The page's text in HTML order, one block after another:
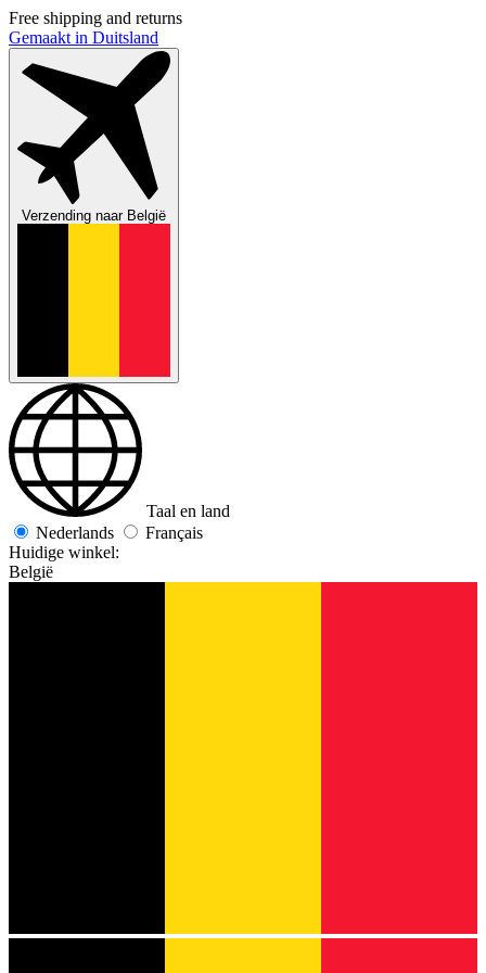
Free shipping and returns
Gemaakt in Duitsland
Verzending naarBelgië
Taal en land
Nederlands
Français
Huidige winkel:
België